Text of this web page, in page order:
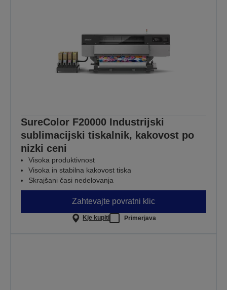
SureColor F20000 Industrijski
sublimacijski tiskalnik, kakovost po
nizki ceni
Visoka produktivnost
Visoka in stabilna kakovost tiska
Skrajšani časi nedelovanja
Zahtevajte povratni klic
Kje kupiti Primerjava